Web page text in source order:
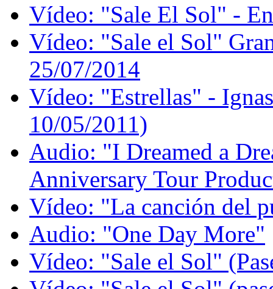
Vídeo: "Sale El Sol" -
Vídeo: "Sale el Sol"
25/07/2014
Vídeo: "Estrellas" -
10/05/2011)
Audio: "I Dreamed a
Anniversary Tour
Vídeo: "La canción del
Audio: "One Day More"
Vídeo: "Sale el Sol"